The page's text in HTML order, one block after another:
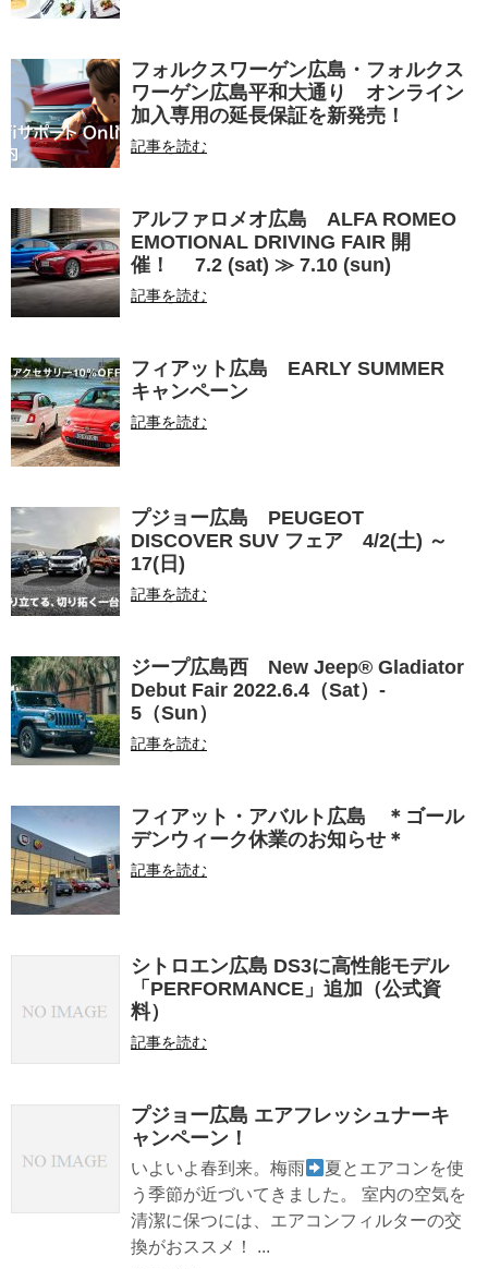
フォルクスワーゲン広島・フォルクス
ワーゲン広島平和大通り オンライン
加入専用の延長保証を新発売！
記事を読む
アルファロメオ広島 ALFA ROMEO
EMOTIONAL DRIVING FAIR 開
催！ 7.2 (sat) ≫ 7.10 (sun)
記事を読む
フィアット広島 EARLY SUMMER
キャンペーン
記事を読む
プジョー広島 PEUGEOT
DISCOVER SUV フェア 4/2(土) ～
17(日)
記事を読む
ジープ広島西 New Jeep® Gladiator
Debut Fair 2022.6.4（Sat）-
5（Sun）
記事を読む
フィアット・アバルト広島 ＊ゴール
デンウィーク休業のお知らせ＊
記事を読む
シトロエン広島 DS3に高性能モデル
「PERFORMANCE」追加（公式資
料）
記事を読む
プジョー広島 エアフレッシュナーキ
ャンペーン！
いよいよ春到来。梅雨
夏とエアコンを使
う季節が近づいてきました。 室内の空気を
清潔に保つには、エアコンフィルターの交
換がおススメ！ ...